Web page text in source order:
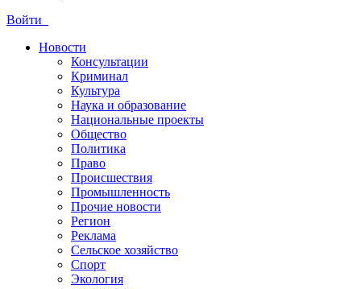
Войти
Новости
Консультации
Криминал
Культура
Наука и образование
Национальные проекты
Общество
Политика
Право
Происшествия
Промышленность
Прочие новости
Регион
Реклама
Сельское хозяйство
Спорт
Экология